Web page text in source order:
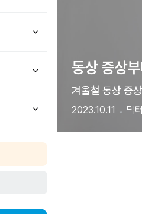
동상 증상
겨울철 동상 증
2023.10.11 닥